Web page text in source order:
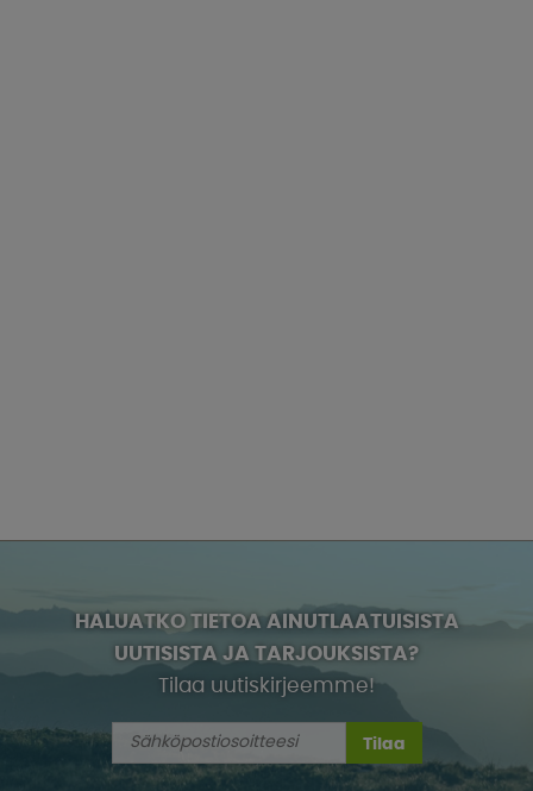
HALUATKO TIETOA AINUTLAATUISISTA
UUTISISTA JA TARJOUKSISTA?
Tilaa uutiskirjeemme!
Tilaa